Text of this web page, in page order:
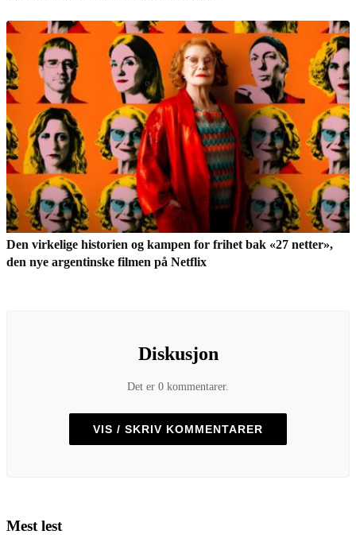
Den virkelige historien og kampen for frihet bak «27 netter»,
den nye argentinske filmen på Netflix
Diskusjon
Det er 0 kommentarer.
VIS / SKRIV KOMMENTARER
Mest lest